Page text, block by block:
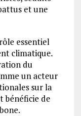
et une
essentiel
climatique.
du
un acteur
sur la
bénéficie de